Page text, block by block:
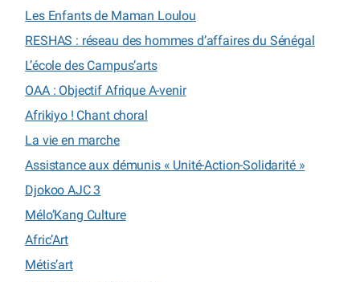
Les Enfants de Maman Loulou
RESHAS : réseau des hommes d’affaires du Sénégal
L’école des Campus’arts
OAA : Objectif Afrique A-venir
Afrikiyo ! Chant choral
La vie en marche
Assistance aux démunis « Unité-Action-Solidarité »
Djokoo AJC 3
Mélo’Kang Culture
Afric’Art
Métis’art